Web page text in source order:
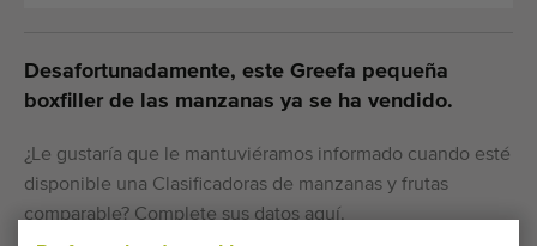
Desafortunadamente, este Greefa pequeña
boxfiller de las manzanas ya se ha vendido.
¿Le gustaría que le mantuviéramos informado cuando esté
disponible una Clasificadoras de manzanas y frutas
comparable? Complete sus datos aquí.